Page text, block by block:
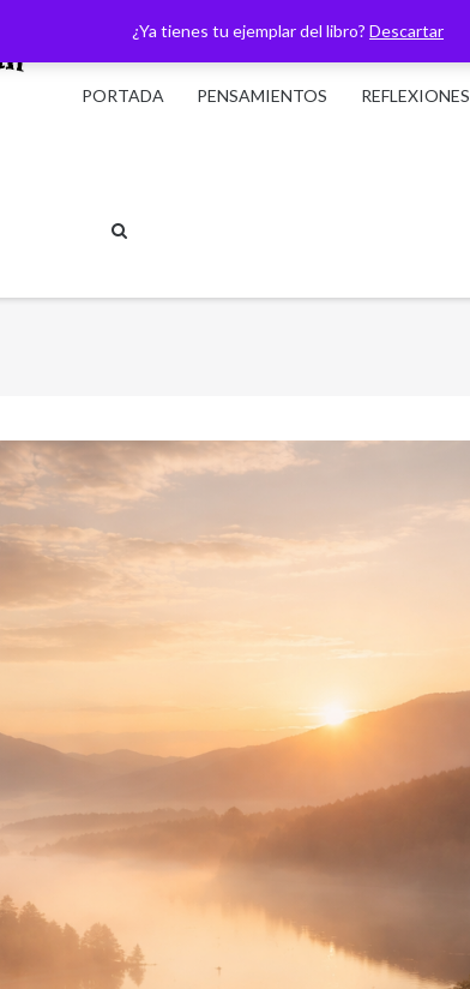
¿Ya tienes tu ejemplar del libro? Descartar
PORTADA
PENSAMIENTOS REFLEXIONES